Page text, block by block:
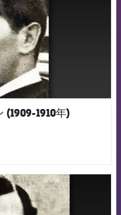
(1909-1910年)
Barcelona badge